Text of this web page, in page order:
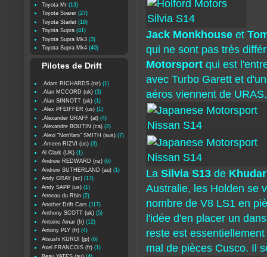
Jack Monkhouse et
qui ne sont pas très
Motorsport qui est
avec Turbo Garett et
aéros viennent de URAS.
La Silvia S13 de
Australie, les Holden se
nombre de V8 LS1 en
l'idée d'en placer un
reste est
mal de pièces Cusco. Il
Toyota Mr (13)
Toyota Soarer (27)
Toyota Starlet (18)
Toyota Supra (41)
Toyota Supra Mk3 (3)
Toyota Supra Mk4 (40)
Pilotes de Drift
.Adam RICHARDS (nz) (1)
.Alan MCCORD (uk) (3)
.Alan SINNOTT (uk) (1)
.Alex PFEIFFER (us) (1)
.Alexander GRAFF (al) (4)
.Alexandre BOUTIN (ca) (2)
.Alexi "NoriYaro" SMITH (aus) (7)
.Ameen RIZVI (us) (3)
Al Clark (UK) (1)
Andrew REDWARD (nz) (6)
Andrew SUTHERLAND (au) (1)
Andy GRAY (sc) (17)
Andy SAPP (us) (1)
Anneau du Rhin (2)
Another Drift Cars (117)
Anthony SCOTT (uk) (5)
Antoine Amar (fr) (12)
Antony PLY (fr) (4)
Atsushi KUROI (jp) (6)
Axel FRANCOIS (fr) (1)